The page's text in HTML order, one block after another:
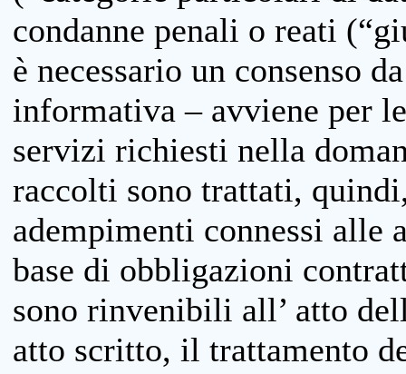
condanne penali o reati
è necessario un consenso
informativa – avviene per
servizi richiesti nella
raccolti sono trattati,
adempimenti connessi
base di obbligazioni
sono rinvenibili all’ atto
atto scritto, il trattamento